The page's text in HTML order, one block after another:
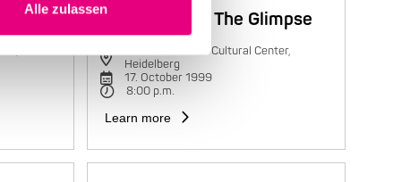
Alle zulassen
Trilok Gurtu & The Glimpse
Karlstorbahnhof Cultural Center,
Heidelberg
17. October 1999
8:00 p.m.
Learn more